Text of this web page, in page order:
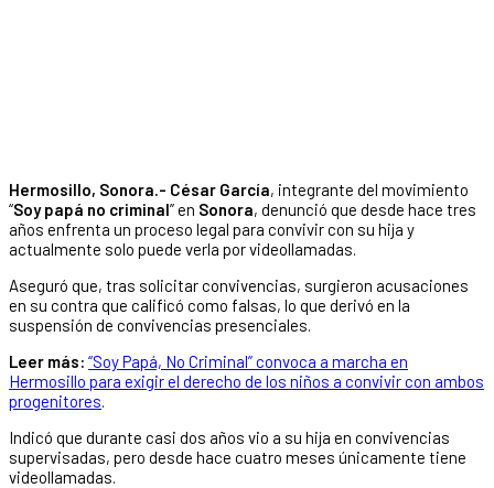
Hermosillo, Sonora.- César García, integrante del movimiento
“Soy papá no criminal” en Sonora, denunció que desde hace tres
años enfrenta un proceso legal para convivir con su hija y
actualmente solo puede verla por videollamadas.
Aseguró que, tras solicitar convivencias, surgieron acusaciones
en su contra que calificó como falsas, lo que derivó en la
suspensión de convivencias presenciales.
Leer más: “Soy Papá, No Criminal” convoca a marcha en
Hermosillo para exigir el derecho de los niños a convivir con ambos
progenitores.
Indicó que durante casi dos años vio a su hija en convivencias
supervisadas, pero desde hace cuatro meses únicamente tiene
videollamadas.